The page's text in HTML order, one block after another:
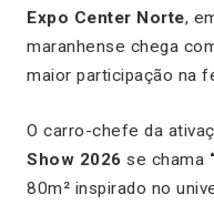
Expo Center Norte,
maranhense chega
maior participação na
O carro-chefe da
Show 2026 se chama
80m² inspirado no